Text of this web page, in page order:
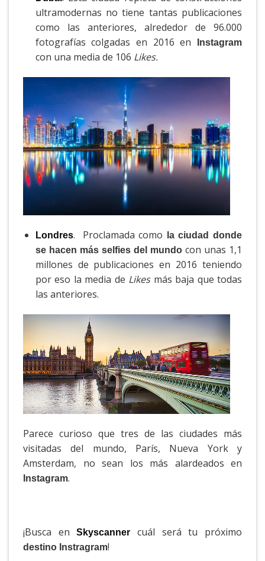
ultramodernas no tiene tantas publicaciones
como las anteriores, alrededor de 96.000
fotografías colgadas en 2016 en
Instagram
con una media de 106 Likes.
Londres. Proclamada como
la ciudad donde
se hacen más selfies del mundocon unas 1,1
millones de publicaciones en 2016 teniendo
por eso la media de Likesmás baja que todas
las anteriores.
Parece curioso que tres de las ciudades más
visitadas del mundo, París, Nueva York y
Amsterdam, no sean los más alardeados en
Instagram.
¡Busca enSkyscanner cuál será tu próximo
destino Instragram!